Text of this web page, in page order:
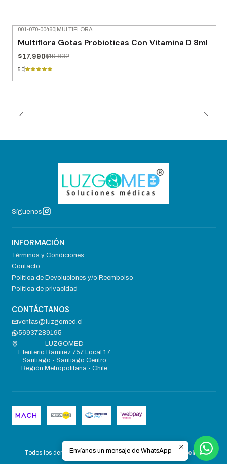
001-070-00460|MULTIFLORA
Multiflora Gotas Probioticas Con Vitamina D 8ml
$17.990$19.832
5.0
Síguenos
INFORMACIÓN
Términos y Condiciones
Contacto
Política de Devoluciones y/o Reembolso
Política de privacidad
CONTÁCTANOS
ventas@luzgomed.cl
56937289195
LUZGOMED
Eleuterio Ramirez 757 Local 17
Santiago - Santiago Centro
Región Metropolitana - Chile
Todos los derechos reservados.Desarrollado por Jumpseller.
Envíanos un mensaje de WhatsApp